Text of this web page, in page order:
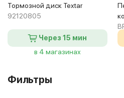
Тормозной диск Textar
92120805
Через 15 мин
в 4 магазинах
Фильтры